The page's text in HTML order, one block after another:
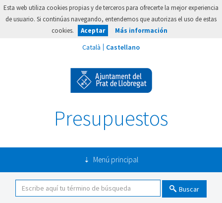
Esta web utiliza cookies propias y de terceros para ofrecerte la mejor experiencia
de usuario. Si continúas navegando, entendemos que autorizas el uso de estas
cookies.
Aceptar Más información
Presupuestos
Menú principal
Buscar